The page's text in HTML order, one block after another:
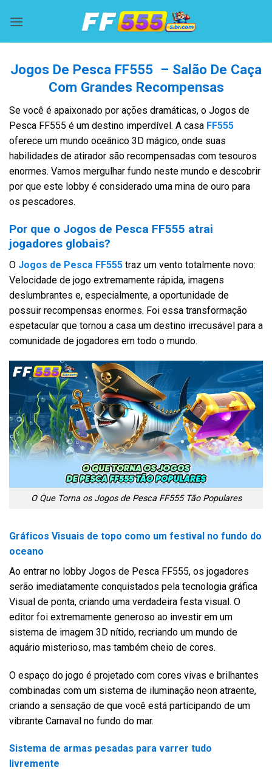
Jogos De Pesca FF555 – Salão De Caça
Com Grandes Recompensas
Se você é apaixonado por ações dramáticas, o Jogos de
Pesca FF555 é um destino imperdível. A casa FF555
oferece um mundo oceânico 3D mágico, onde suas
habilidades de atirador são recompensadas com tesouros
enormes. Vamos mergulhar fundo neste mundo e descobrir
por que este lobby é considerado uma mina de ouro para
os pescadores.
Por que o Jogos de Pesca FF555 atrai
jogadores globais?
O Jogos de Pesca FF555 traz um vento totalmente novo:
Velocidade de jogo extremamente rápida, imagens
deslumbrantes e, especialmente, a oportunidade de
possuir recompensas enormes. Foi essa transformação
espetacular que tornou a casa um destino irrecusável para a
comunidade de jogadores em todo o mundo.
O Que Torna os Jogos de Pesca FF555 Tão Populares
Gráficos Visuais de topo como um festival no fundo do
oceano
Ao entrar no lobby Jogos de Pesca FF555, os jogadores
serão imediatamente conquistados pela tecnologia gráfica
Visual de ponta, criando uma verdadeira festa visual. O
editor foi extremamente generoso ao investir em um
sistema de imagem 3D nítido, recriando um mundo de
aquário misterioso, mas também cheio de cores.
O espaço do jogo é projetado com cores vivas e brilhantes
combinadas com um sistema de iluminação neon atraente,
criando a sensação de que você está participando de um
vibrante Carnaval no fundo do mar.
Sistema de armas pesadas para varrer tudo
livremente